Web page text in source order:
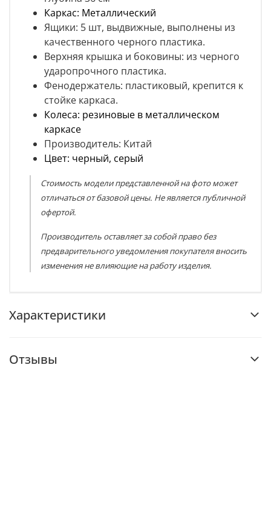
Каркас: Металлический
Ящики: 5 шт, выдвижные, выполнены из
качественного черного пластика.
Верхняя крышка и боковины: из черного
ударопрочного пластика.
Фенодержатель: пластиковый, крепится к
стойке каркаса.
Колеса: резиновые в металлическом
каркасе
Производитель: Китай
Цвет: черный, серый
Стоимость модели представленной на фото может
отличаться от базовой цены. Не является публичной
офертой.
Производитель оставляет за собой право без
предварительного уведомления покупателя вносить
изменения не влияющие на работу изделия.
Характеристики
Отзывы